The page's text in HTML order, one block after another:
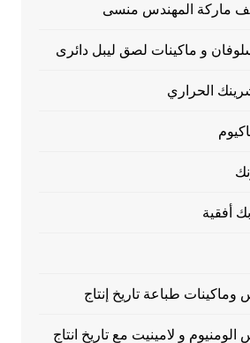
ماركة المهندس منسى
و ماكينات لصق ليبل دائرى
الحراري
أفقية
وماكينات طباعة تاريخ إنتاج
و لامينيت مع تاريخ انتاج